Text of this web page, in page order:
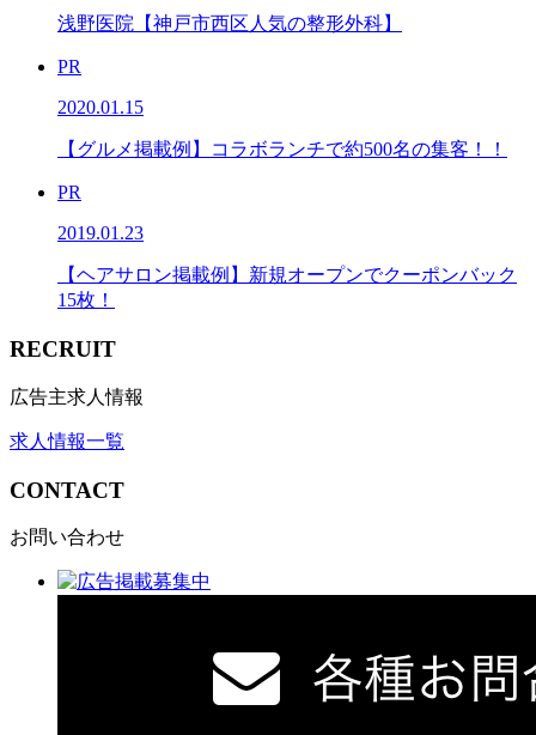
浅野医院【神戸市西区人気の整形外科】
PR
2020.01.15
【グルメ掲載例】コラボランチで約500名の集客！！
PR
2019.01.23
【ヘアサロン掲載例】新規オープンでクーポンバック
15枚！
RECRUIT
広告主求人情報
求人情報一覧
CONTACT
お問い合わせ